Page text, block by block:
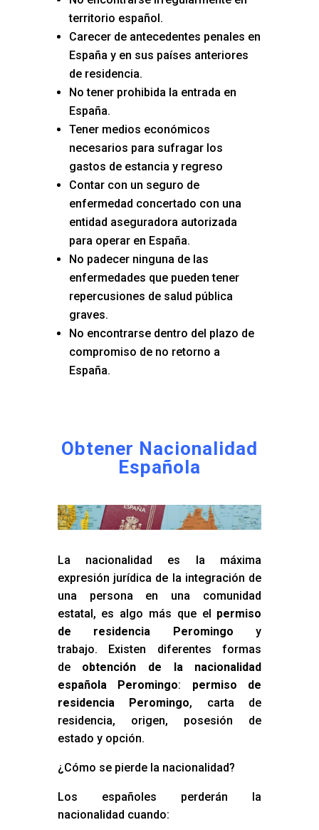
territorio español.
Carecer de antecedentes penales en
España y en sus países anteriores
de residencia.
No tener prohibida la entrada en
España.
Tener medios económicos
necesarios para sufragar los
gastos de estancia y regreso
Contar con un seguro de
enfermedad concertado con una
entidad aseguradora autorizada
para operar en España.
No padecer ninguna de las
enfermedades que pueden tener
repercusiones de salud pública
graves.
No encontrarse dentro del plazo de
compromiso de no retorno a
España.
Obtener Nacionalidad
Española
La nacionalidad es la máxima
expresión jurídica de la integración de
una persona en una comunidad
estatal, es algo más que el permiso
de residencia Peromingo y
trabajo. Existen diferentes formas
de obtención de la nacionalidad
española Peromingo: permiso de
residencia Peromingo, carta de
residencia, origen, posesión de
estado y opción.
¿Cómo se pierde la nacionalidad?
Los españoles perderán la
nacionalidad cuando: